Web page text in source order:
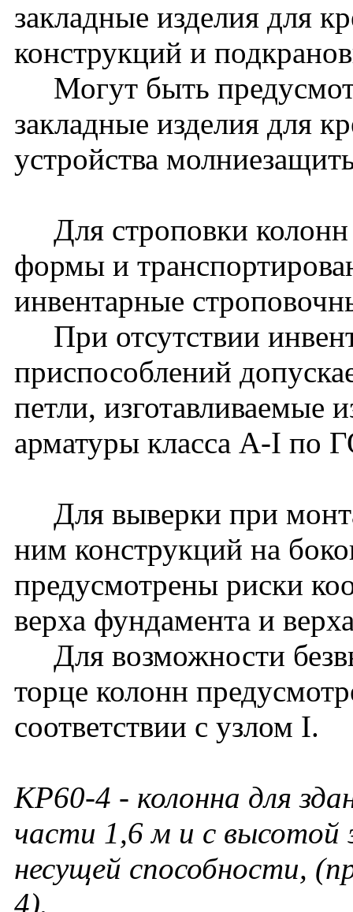
закладные изделия для
конструкций и
Могут быть
закладные изделия для
устройства
Для строповки колонн
формы и
инвентарные
При отсутствии
приспособлений
петли, изготавливаемые
арматуры класса A-I по
Для выверки при
ним конструкций на
предусмотрены риски
верха фундамента и
Для возможности
торце колонн
соответствии с узлом I.
КР60-4 - колонна для
части 1,6 м и с
несущей способности,
4).